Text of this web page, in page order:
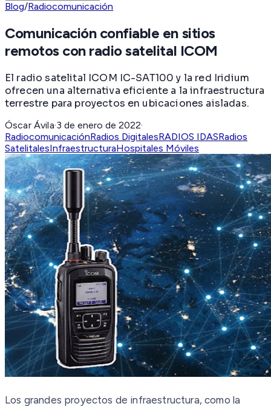
Blog/Radiocomunicación
Comunicación confiable en sitios
remotos con radio satelital ICOM
El radio satelital ICOM IC-SAT100 y la red Iridium
ofrecen una alternativa eficiente a la infraestructura
terrestre para proyectos en ubicaciones aisladas.
Óscar Ávila·3 de enero de 2022·
RadiocomunicaciónRadios DigitalesRADIOS IDASRadios
SatelitalesInfraestructuraHospitales Móviles
Los grandes proyectos de infraestructura, como la